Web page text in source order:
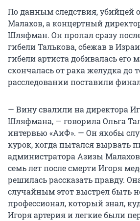
По данным следствия, убийцей
Малахов, а концертный
Шляфман. Он пропал сразу
гибели Талькова, сбежав в
гибели артиста добивалась его
скончалась от рака желудка до
расследовании поставили
— Вину свалили на директора
Шляфмана, — говорила Ольга
интервью «АиФ». — Он якобы
курок, когда пытался вырвать
администратора Азизы
семь лет после смерти Игоря
решилась рассказать правду.
случайным этот выстрел быть
профессионал, который знал,
Игоря артерия и легкие были